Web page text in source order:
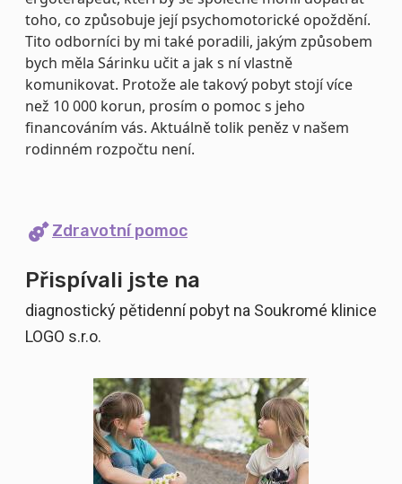
Zdravotní pomoc
Přispívali jste na
diagnostický pětidenní pobyt na Soukromé klinice
LOGO s.r.o.
toho, co způsobuje její psychomotorické opoždění.
Tito odborníci by mi také poradili, jakým způsobem
bych měla Sárinku učit a jak s ní vlastně
komunikovat. Protože ale takový pobyt stojí více
než 10 000 korun, prosím o pomoc s jeho
financováním vás. Aktuálně tolik peněz v našem
rodinném rozpočtu není.